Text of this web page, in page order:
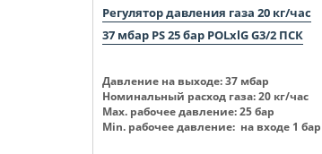
Регулятор давления газа 20 кг/час
37 мбар PS 25 бар POLxlG G3/2 ПСК
Давление на выходе:37 мбар
Номинальный расход газа: 20 кг/час
Max. рабочее давление: 25 бар
Min. рабочее давление: на входе 1 бар